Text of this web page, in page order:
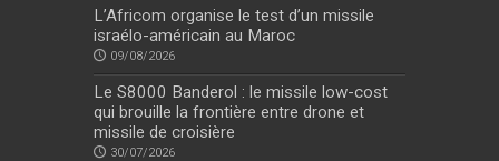
L’Africom organise le test d’un missile
israélo-américain au Maroc
09/08/2026
Le S8000 Banderol : le missile low-cost
qui brouille la frontière entre drone et
missile de croisière
30/07/2026